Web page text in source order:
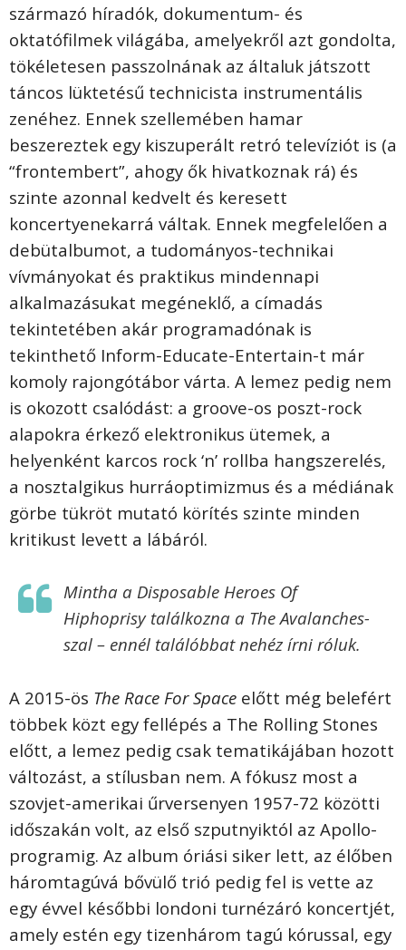
származó híradók, dokumentum- és
oktatófilmek világába, amelyekről azt gondolta,
tökéletesen passzolnának az általuk játszott
táncos lüktetésű technicista instrumentális
zenéhez. Ennek szellemében hamar
beszereztek egy kiszuperált retró televíziót is (a
“frontembert”, ahogy ők hivatkoznak rá) és
szinte azonnal kedvelt és keresett
koncertyenekarrá váltak. Ennek megfelelően a
debütalbumot, a tudományos-technikai
vívmányokat és praktikus mindennapi
alkalmazásukat megéneklő, a címadás
tekintetében akár programadónak is
tekinthető Inform-Educate-Entertain-t már
komoly rajongótábor várta. A lemez pedig nem
is okozott csalódást: a groove-os poszt-rock
alapokra érkező elektronikus ütemek, a
helyenként karcos rock ‘n’ rollba hangszerelés,
a nosztalgikus hurráoptimizmus és a médiának
görbe tükröt mutató körítés szinte minden
kritikust levett a lábáról.
Mintha a Disposable Heroes Of
Hiphoprisy találkozna a The Avalanches-
szal – ennél találóbbat nehéz írni róluk.
A 2015-ös The Race For Space előtt még belefért
többek közt egy fellépés a The Rolling Stones
előtt, a lemez pedig csak tematikájában hozott
változást, a stílusban nem. A fókusz most a
szovjet-amerikai űrversenyen 1957-72 közötti
időszakán volt, az első szputnyiktól az Apollo-
programig. Az album óriási siker lett, az élőben
háromtagúvá bővülő trió pedig fel is vette az
egy évvel későbbi londoni turnézáró koncertjét,
amely estén egy tizenhárom tagú kórussal, egy